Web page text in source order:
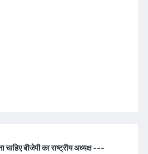
चाहिए बीजेपी का राष्ट्रीय अध्यक्ष ---